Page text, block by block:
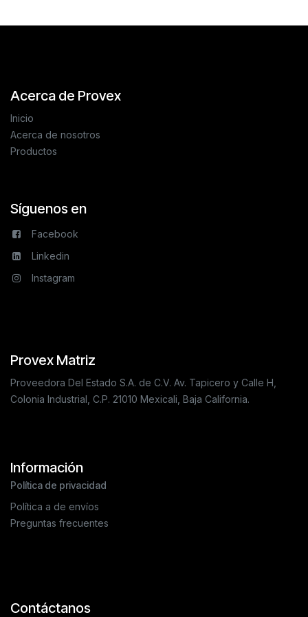
Acerca de Provex
Inicio
Acerca de nosotros
Productos
Síguenos en
Facebook
Linkedin
Instagram
Provex Matriz
Proveedora Del Estado S.A. de C.V. Av. Tapicero y Calle H,
Colonia Industrial, C.P. 21010 Mexicali, Baja California.
Información
Política de privacidad
Política a de envíos
Preguntas frecuentes
Contáctanos